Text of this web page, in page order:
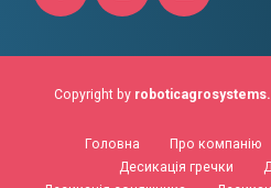
Copyright by
Головна Про компанію
Десикація гречки